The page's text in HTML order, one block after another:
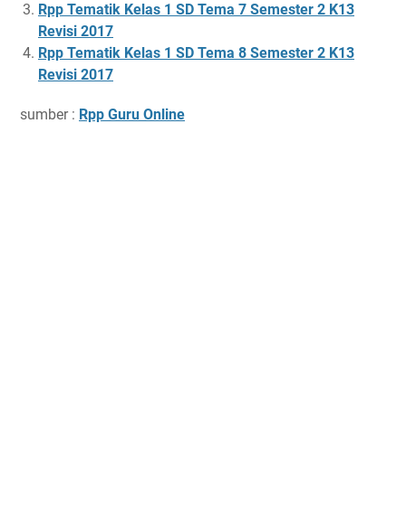
Rpp Tematik Kelas 1 SD Tema 7 Semester 2 K13
Revisi 2017
Rpp Tematik Kelas 1 SD Tema 8 Semester 2 K13
Revisi 2017
sumber : Rpp Guru Online